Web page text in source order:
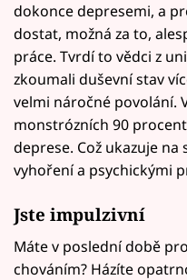
dokonce depresemi, a
dostat, možná za to,
práce. Tvrdí to vědci z
zkoumali duševní stav
velmi náročné povolání.
monstrózních 90
deprese. Což ukazuje
vyhoření a psychickými
Jste impulzivní
Máte v poslední době
chováním? Házíte